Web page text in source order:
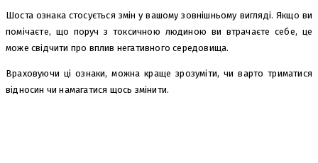
Шоста ознака стосується змін у вашому зовнішньому вигляді. Якщо ви
помічаєте, що поруч з токсичною людиною ви втрачаєте себе, це
може свідчити про вплив негативного середовища.
Враховуючи ці ознаки, можна краще зрозуміти, чи варто триматися
відносин чи намагатися щось змінити.